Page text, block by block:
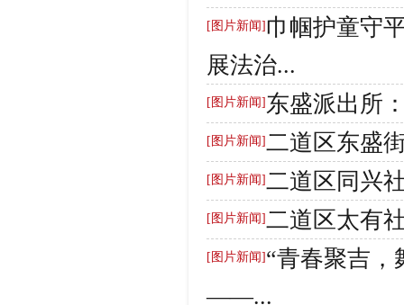
[图片新闻] 巾帼护童守
展法治...
[图片新闻] 东盛派出所
[图片新闻]二道区东盛
[图片新闻]二道区同兴
[图片新闻]二道区太有
[图片新闻] “青春聚吉，
——...